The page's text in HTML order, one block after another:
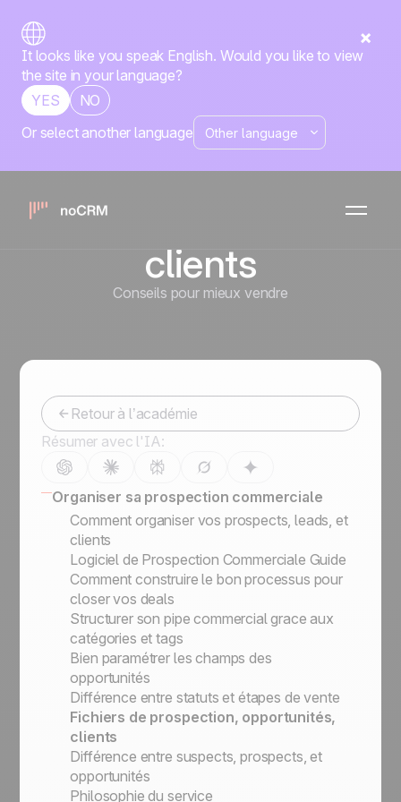
It looks like you speak English. Would you like to view
the site in your language?
YES
NO
Or select another languageFichiers de
prospection,
opportunités,
clients
Conseils pour mieux vendre
Retour à l’académie
Résumer avec l'IA:
Organiser sa prospection commerciale
Comment organiser vos prospects, leads, et
clients
Logiciel de Prospection Commerciale Guide
Comment construire le bon processus pour
closer vos deals
Structurer son pipe commercial grace aux
catégories et tags
Bien paramétrer les champs des
opportunités
Différence entre statuts et étapes de vente
Fichiers de prospection, opportunités,
clients
Différence entre suspects, prospects, et
opportunités
Philosophie du service